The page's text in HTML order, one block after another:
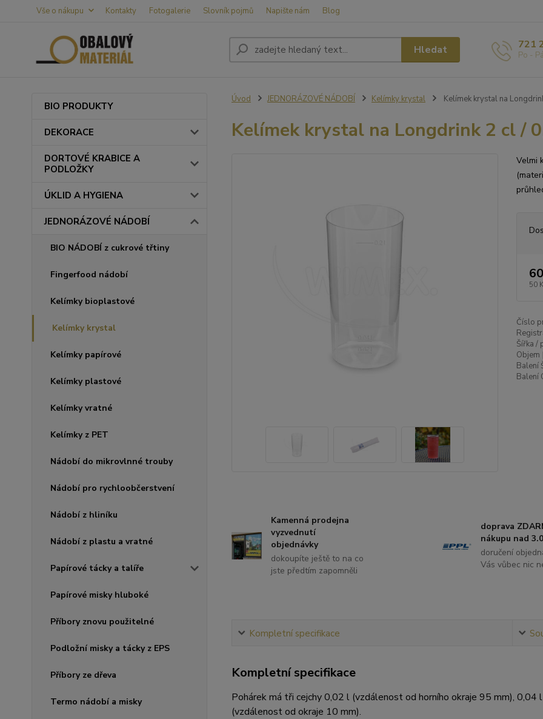
Vše o nákupu Kontakty Fotogalerie Slovník pojmů Napište nám Blog
Hledat 721
Po -
BIO PRODUKTY
DEKORACE
DORTOVÉ KRABICE A
PODLOŽKY
ÚKLID A HYGIENA
JEDNORÁZOVÉ NÁDOBÍ
BIO NÁDOBÍ z cukrové třtiny
Fingerfood nádobí
Kelímky bioplastové
Kelímky krystal
Kelímky papírové
Kelímky plastové
Kelímky vratné
Kelímky z PET
Nádobí do mikrovlnné trouby
Nádobí pro rychloobčerstvení
Nádobí z hliníku
Nádobí z plastu a vratné
Papírové tácky a talíře
Papírové misky hluboké
Příbory znovu použitelné
Podložní misky a tácky z EPS
Příbory ze dřeva
Termo nádobí a misky
Úvod JEDNORÁZOVÉ NÁDOBÍ Kelímky krystal Kelímek krystal na
Kelímek krystal na Longdrink 2 cl /
Velmi
50
Číslo
Šířka /
Objem
Balení
Balení
Kamenná prodejna
vyzvednutí
objednávky
dokoupíte ještě to na co
jste předtím zapomněli
doprava
nákupu nad
doručení
Vás vůbec nic
Kompletní specifikace
Kompletní specifikace
Pohárek má tři cejchy 0,02 l (vzdálenost od horního okraje 95 mm),
(vzdálenost od okraje 10 mm).